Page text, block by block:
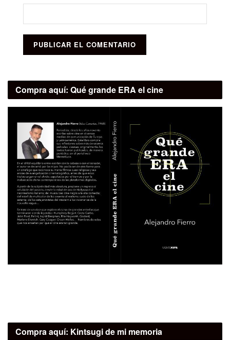
Compra aquí: Qué grande ERA el cine
Compra aquí: Kintsugi de mi memoria